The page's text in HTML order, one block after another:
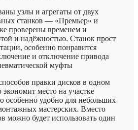
узлы и агрегаты от двух
станков — «Премьер» и
проверены временем и
и надёжностью. Станок прост
особенно понравится
и отключение привода
муфты
правки дисков в одном
экономит место на участке
особенно удобно для небольших
мастерских. Вместо
можно будет использовать один